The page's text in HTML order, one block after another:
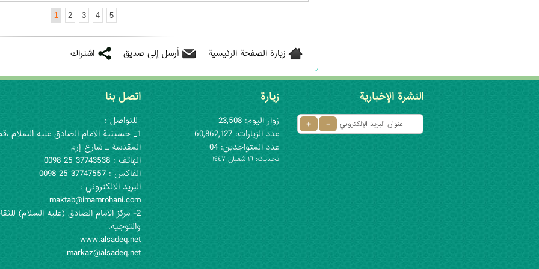
1 2 3 4 5
زيارة الصفحة الرئيسية أرسل إلى صديق اشتراك
النشرة الإخبارية زيارة
زوار اليوم: 23,508
عدد الزيارات: 60,862,127
عدد المتواجدين: 04
تحديث: ١٦ شعبان ١٤٤٧
اتصل بنا
للتواصل :
1_ حسينية الامام الصادق عليه السلام
المقدسة ـ شارع إرم
الهاتف : 37743538 25 0098
الفاكس : 37747557 25 0098
البريد الالكتروني :
maktab@imamrohani.com
2- مركز الامام الصادق (علیه السلام)
والتوجيه.
www.alsadeq.net
markaz@alsadeq.net